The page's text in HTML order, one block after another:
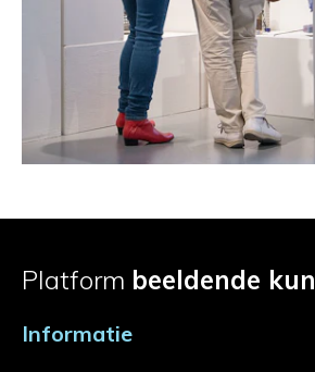
Platform beeldende
Informatie